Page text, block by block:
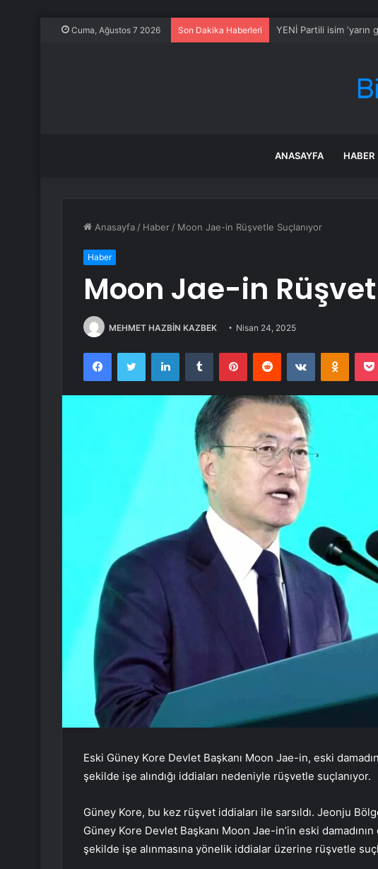
Cuma, Ağustos 7 2026 Son Dakika Haberleri YENİ Partili isim
ANASAYFA HABER
Anasayfa / Haber / Moon Jae-in Rüşvetle Suçlanıyor
Haber
Moon Jae-in
MEHMET HAZBİN KAZBEK Nisan 24, 2025
FacebookTwitter LinkedInTumblr PinterestReddit VKontakte
Eski Güney Kore Devlet Başkanı Moon Jae-in, eski
şekilde işe alındığı iddiaları nedeniyle rüşvetle suçlanıyor.
Güney Kore, bu kez rüşvet iddiaları ile sarsıldı. Jeonju
Güney Kore Devlet Başkanı Moon Jae-in’in eski
şekilde işe alınmasına yönelik iddialar üzerine rüşvetle